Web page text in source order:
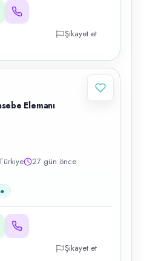
Şikayet et
Elemanı
27 gün önce
Şikayet et